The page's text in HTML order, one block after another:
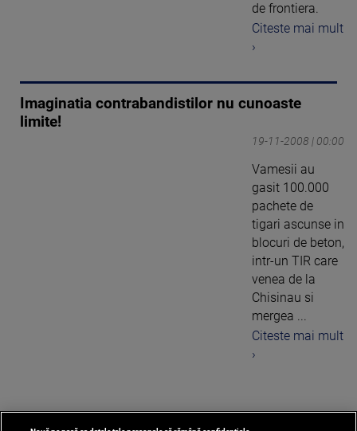
de frontiera.
Citeste mai mult
›
Imaginatia contrabandistilor nu cunoaste
limite!
19-11-2008 | 00:00
Vamesii au
gasit 100.000
pachete de
tigari ascunse in
blocuri de beton,
intr-un TIR care
venea de la
Chisinau si
mergea ...
Citeste mai mult
›